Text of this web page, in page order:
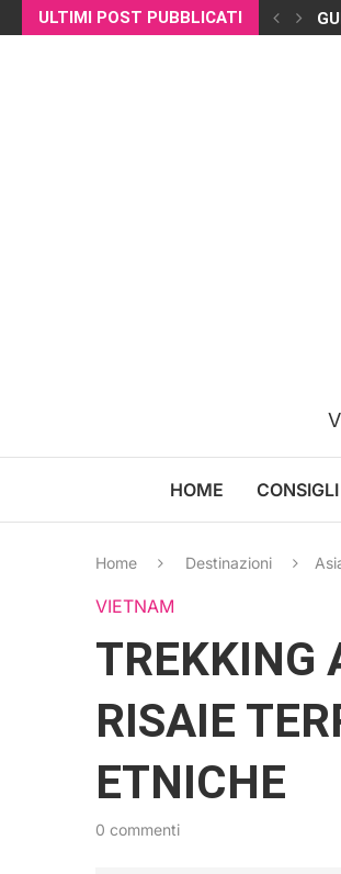
ULTIMI POST PUBBLICATI
HOME
Home Destinazioni
VIETNAM
TREKKING
RISAIE
ETNICHE
0 commenti